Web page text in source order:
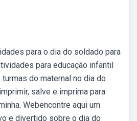
para o dia do soldado para
para educação infantil
do maternal no dia do
salve e imprima para
Webencontre aqui um
e divertido sobre o dia do